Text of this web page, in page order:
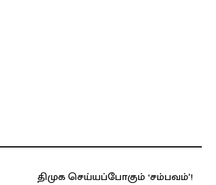
திமுக செய்யப்போகும் ‘சம்பவம்’!